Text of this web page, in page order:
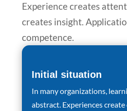
Experience creates
creates insight.
competence.
Initial situation
In many organizations,
abstract. Experiences